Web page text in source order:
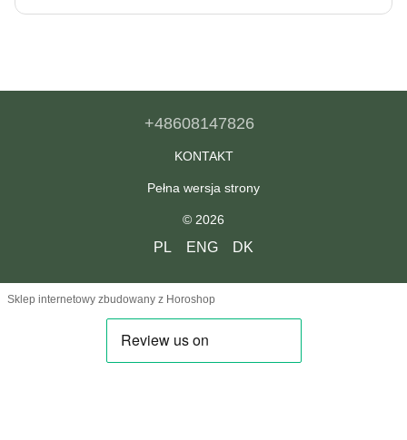
+48608147826
KONTAKT
Pełna wersja strony
© 2026
PL ENG DK
Sklep internetowy zbudowany z Horoshop